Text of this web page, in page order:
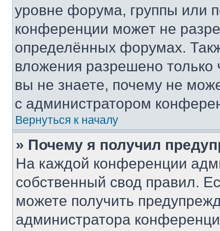
уровне форума, группы или
конференции может не
определённых форумах.
вложения разрешено
вы не знаете, почему не
с администратором
Вернуться к началу
» Почему я получил
На каждой конференции
собственный свод правил.
можете получить
администратора